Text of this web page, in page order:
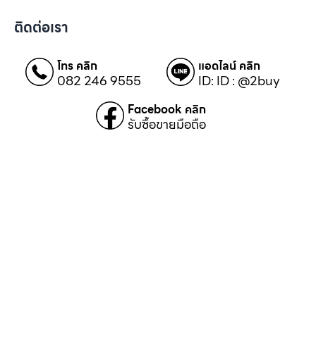
ติดต่อเรา
โทร คลิก
082 246 9555
แอดไลน์ คลิก
ID: ID : @2buy
Facebook คลิก
รับซื้อขายมือถือ